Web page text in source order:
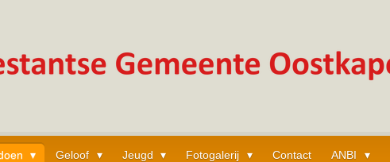
Geloof Jeugd Fotogalerij Contact ANBI